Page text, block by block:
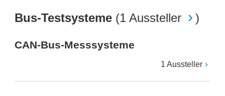
Bus-Testsysteme (1 Aussteller )
CAN-Bus-Messsysteme
1 Aussteller